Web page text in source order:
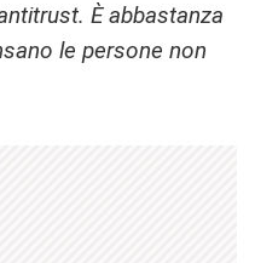
È abbastanza
le persone non